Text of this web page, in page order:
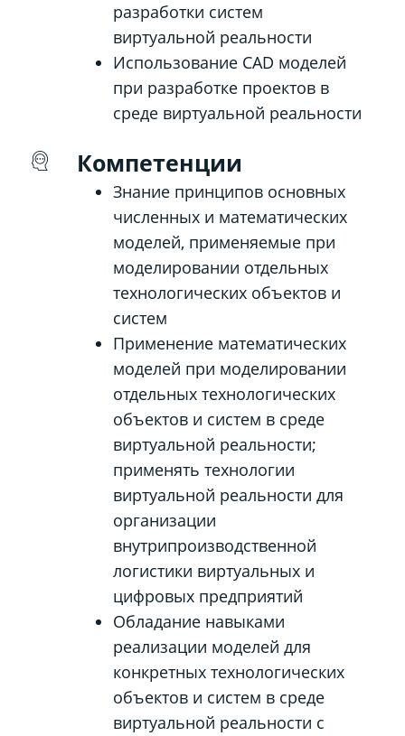
разработки систем
виртуальной реальности
Использование CAD моделей
при разработке проектов в
среде виртуальной реальности
Компетенции
Знание принципов основных
численных и математических
моделей, применяемые при
моделировании отдельных
технологических объектов и
систем
Применение математических
моделей при моделировании
отдельных технологических
объектов и систем в среде
виртуальной реальности;
применять технологии
виртуальной реальности для
организации
внутрипроизводственной
логистики виртуальных и
цифровых предприятий
Обладание навыками
реализации моделей для
конкретных технологических
объектов и систем в среде
виртуальной реальности с